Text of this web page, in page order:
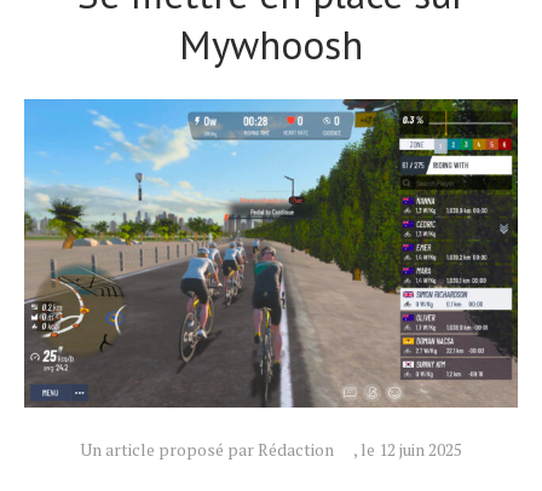
Mywhoosh
Un article proposé par Rédaction , le 12 juin 2025